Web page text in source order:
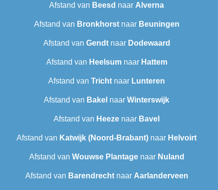
Afstand van Beesd naar Alverna
Afstand van Bronkhorstnaar Beuningen
Afstand van Gendtnaar Dodewaard
Afstand van Heelsumnaar Hattem
Afstand van Tricht naar Lunteren
Afstand van Bakel naar Winterswijk
Afstand van Heeze naar Bavel
Afstand van Katwijk (Noord-Brabant) naar Helvoirt
Afstand van Wouwse Plantagenaar Nuland
Afstand van Barendrecht‎naar Aarlanderveen